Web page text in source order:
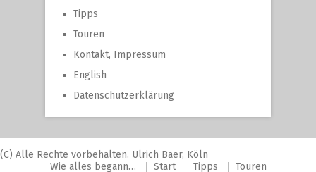
Tipps
Touren
Kontakt, Impressum
English
Datenschutzerklärung
(C) Alle Rechte vorbehalten. Ulrich Baer, Köln
Wie alles begann…
Start Tipps
Touren